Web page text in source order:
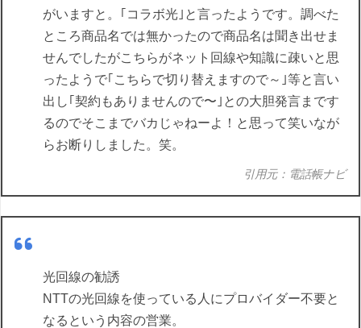
がいますと。｢コラボ光｣と言ったようです。調べた
ところ商品名では無かったので商品名は聞き出せま
せんでしたがこちらがネット回線や知識に疎いと思
ったようで｢こちらで切り替えますので～｣等と言い
出し｢契約もありませんので〜｣との大胆発言まです
るのでそこまでバカじゃねーよ！と思って笑いなが
らお断りしました。笑。
引用元：電話帳ナビ
光回線の勧誘
NTTの光回線を使っている人にプロバイダー不要と
なるという内容の営業。